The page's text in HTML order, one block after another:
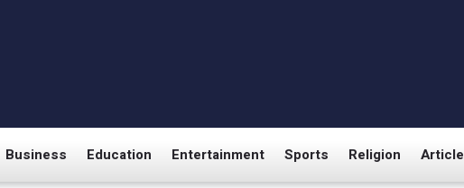
Business Education Entertainment Sports Religion Article